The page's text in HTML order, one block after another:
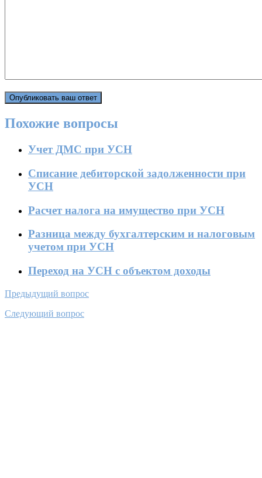
Похожие вопросы
Учет ДМС при УСН
Списание дебиторской задолженности при
УСН
Расчет налога на имущество при УСН
Разница между бухгалтерским и налоговым
учетом при УСН
Переход на УСН с объектом доходы
Предыдущий вопрос
Следующий вопрос